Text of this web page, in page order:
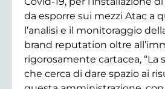
da esporre sui mezzi Atac a
l’analisi e il monitoraggio
brand reputation oltre
rigorosamente cartacea, “La
che cerca di dare spazio ai